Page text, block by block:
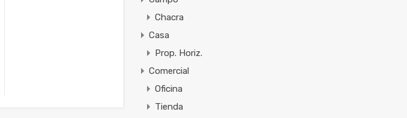
Chacra
Casa
Prop. Horiz.
Comercial
Oficina
Tienda